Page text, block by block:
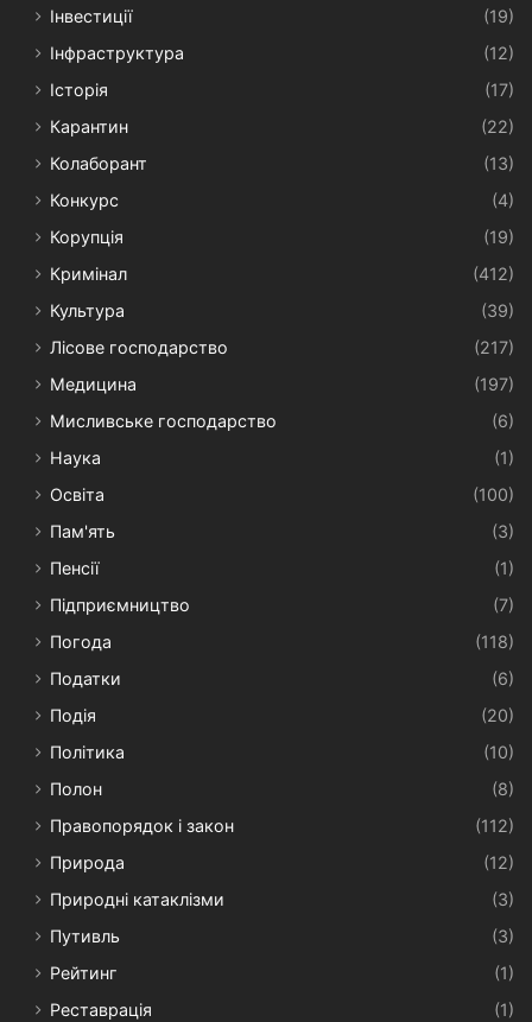
Інвестиції
(19)
Інфраструктура
(12)
Історія
(17)
Карантин
(22)
Колаборант
(13)
Конкурс
(4)
Корупція
(19)
Кримінал
(412)
Культура
(39)
Лісове господарство
(217)
Медицина
(197)
Мисливське господарство
(6)
Наука
(1)
Освіта
(100)
Пам'ять
(3)
Пенсії
(1)
Підприємництво
(7)
Погода
(118)
Податки
(6)
Подія
(20)
Політика
(10)
Полон
(8)
Правопорядок і закон
(112)
Природа
(12)
Природні катаклізми
(3)
Путивль
(3)
Рейтинг
(1)
Реставрація
(1)